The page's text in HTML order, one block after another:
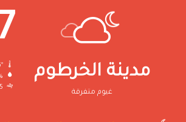
مدينة الخرطوم
غيوم متفرقة